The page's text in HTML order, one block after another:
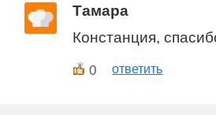
Тамара
Констанция,
0 ответить